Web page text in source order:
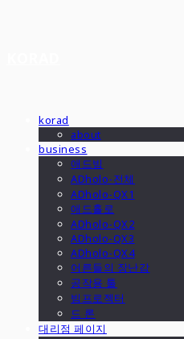
korad
about
business
애드빔
ADholo-전체
ADholo-QX1
애드홀로
ADholo-QX2
ADholo-QX3
ADholo-QX4
어른들의 장난감
공작용 툴
빔프로젝터
드 론
대리점 페이지